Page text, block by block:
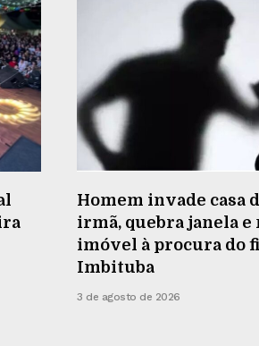
Homem invade casa
irmã, quebra janela
imóvel à procura do
Imbituba
3 de agosto de 2026